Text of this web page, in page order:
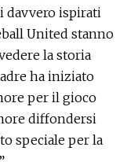
davvero ispirati
United stanno
la storia
ha iniziato
per il gioco
diffondersi
speciale per la